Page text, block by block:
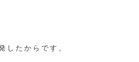
したからです。